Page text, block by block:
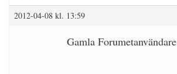
2012-04-08 kl. 13:59
Gamla Forumetanvändare